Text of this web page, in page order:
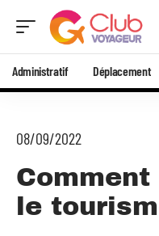
Administratif Déplacement
08/09/2022
le